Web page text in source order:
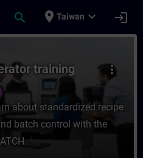
search place Taiwan expand_more login
Operator training
more_vert
training
about standardized recipe
batch control with the